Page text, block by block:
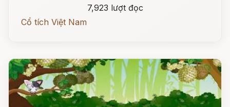
7,923 lượt đọc
Cổ tích Việt Nam